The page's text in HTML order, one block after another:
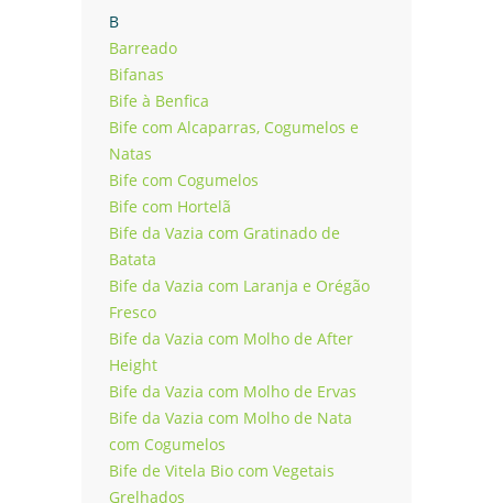
B
Barreado
Bifanas
Bife à Benfica
Bife com Alcaparras, Cogumelos e
Natas
Bife com Cogumelos
Bife com Hortelã
Bife da Vazia com Gratinado de
Batata
Bife da Vazia com Laranja e Orégão
Fresco
Bife da Vazia com Molho de After
Height
Bife da Vazia com Molho de Ervas
Bife da Vazia com Molho de Nata
com Cogumelos
Bife de Vitela Bio com Vegetais
Grelhados